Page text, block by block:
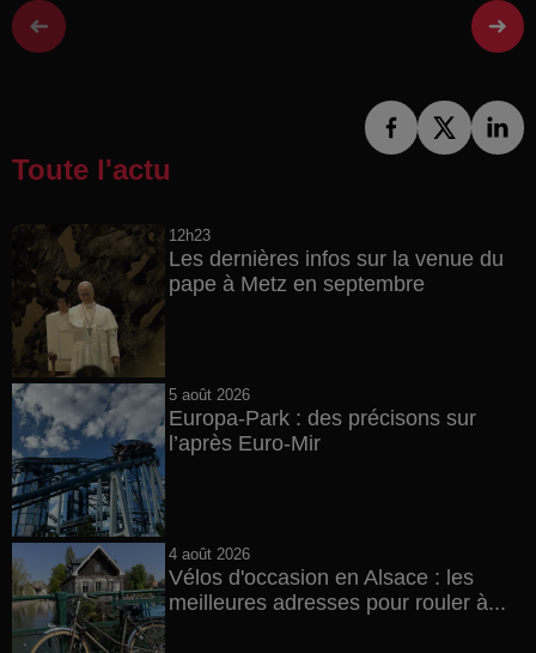
Toute l'actu
12h23
Les dernières infos sur la venue du
pape à Metz en septembre
5 août 2026
Europa-Park : des précisons sur
l’après Euro-Mir
4 août 2026
Vélos d'occasion en Alsace : les
meilleures adresses pour rouler à...